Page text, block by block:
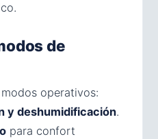
de
operativos:
y deshumidificación.
para confort